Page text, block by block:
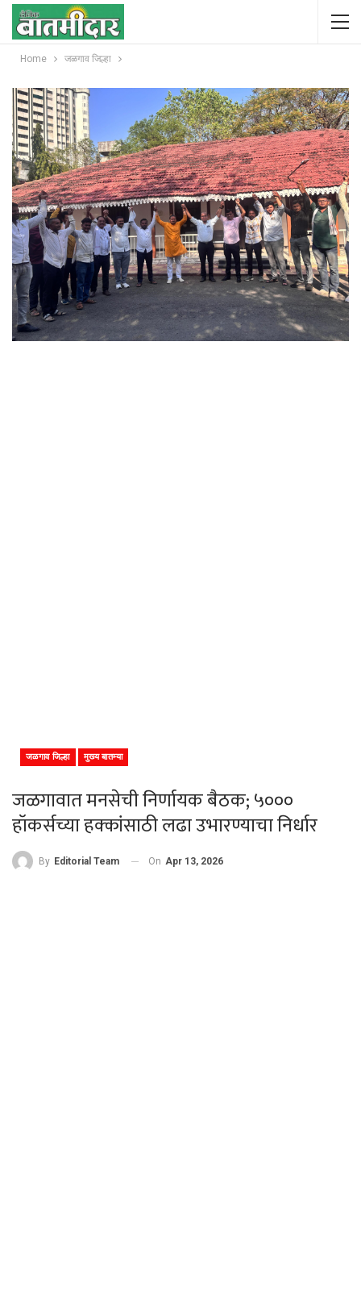
Home जळगाव जिल्हा
जळगाव जिल्हा मुख्य बातम्या
जळगावात मनसेची निर्णायक बैठक; ५०००
हॉकर्सच्या हक्कांसाठी लढा उभारण्याचा निर्धार
By Editorial Team On Apr 13, 2026